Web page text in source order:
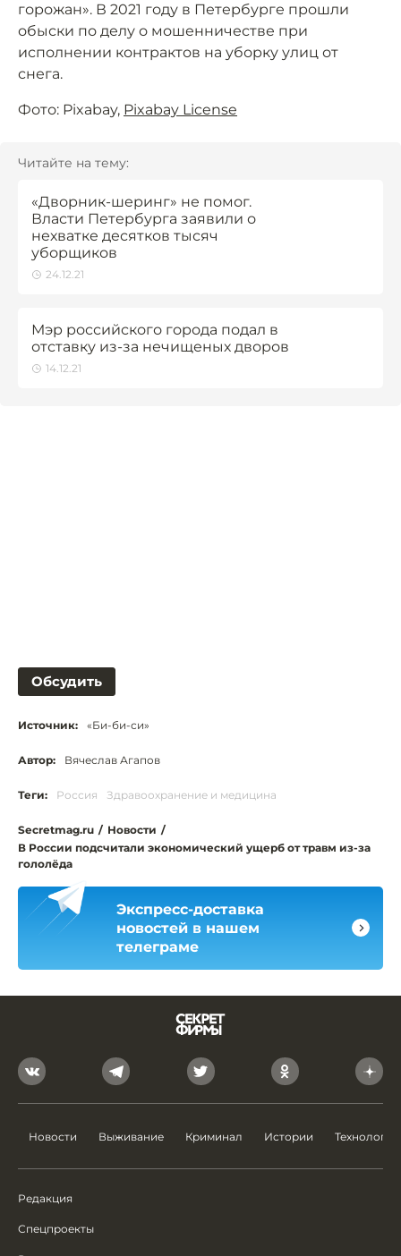
горожан». В 2021 году в Петербурге прошли
обыски по делу о мошенничестве при
исполнении контрактов на уборку улиц от
снега.
Фото: Pixabay, Pixabay License
Читайте на тему:
«Дворник-шеринг» не помог.
Власти Петербурга заявили о
нехватке десятков тысяч
уборщиков
24.12.21
Мэр российского города подал в
отставку из-за нечищеных дворов
14.12.21
Обсудить
Источник: «Би-би-си»
Автор: Вячеслав Агапов
Теги: Россия Здравоохранение и медицина
Secretmag.ru / Новости /
В России подсчитали экономический ущерб от травм из-за
гололёда
Экспресс-доставка
новостей в нашем
телеграме
Новости Выживание Криминал Истории Технологии
Редакция
Спецпроекты